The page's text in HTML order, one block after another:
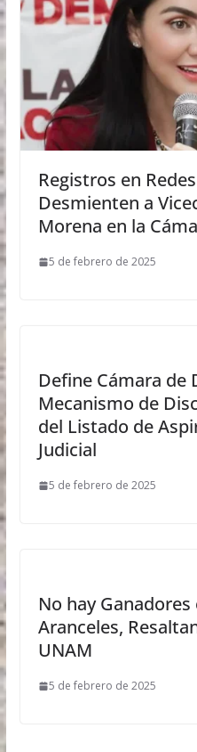
Registros en
Desmienten a
Morena en la
5 de febrero de 2025
Define Cámara de
Mecanismo de
del Listado de
Judicial
5 de febrero de 2025
No hay
Aranceles,
UNAM
5 de febrero de 2025